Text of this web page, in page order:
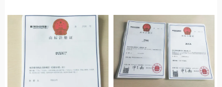
哪些？商标注册要注意些什么？
商标注册的目的是为了什么？商
标注册会失败吗？商标注册需要
什么资料？商标注册的材料有哪
些？商标注册需要多长时间？
些？商标注册要注意些什么？商
标注册的目的是为了什么？商标
注册会失败吗？商标注册需要什
么资料？商标注册的材料有哪
些？商标注册需要多长时间？